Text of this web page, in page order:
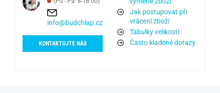
info@budchlap.cz
KONTAKTUJTE NÁS
Jak postupovat při
vrácení zboží
Tabulky velikostí
Často kladené dotazy